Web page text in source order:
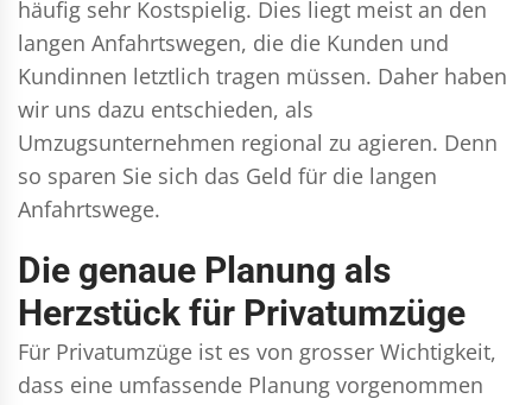
häufig sehr Kostspielig. Dies liegt meist an den
langen Anfahrtswegen, die die Kunden und
Kundinnen letztlich tragen müssen. Daher haben
wir uns dazu entschieden, als
Umzugsunternehmen regional zu agieren. Denn
so sparen Sie sich das Geld für die langen
Anfahrtswege.
Die genaue Planung als
Herzstück für Privatumzüge
Für Privatumzüge ist es von grosser Wichtigkeit,
dass eine umfassende Planung vorgenommen